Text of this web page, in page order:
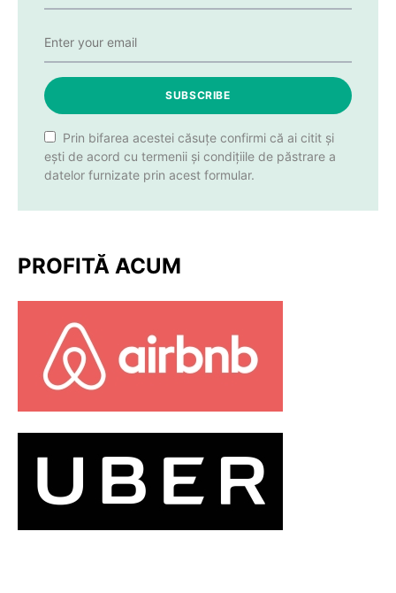
SUBSCRIBE
Prin bifarea acestei căsuțe confirmi că ai citit și
ești de acord cu termenii și condițiile de păstrare a
datelor furnizate prin acest formular.
PROFITĂ ACUM